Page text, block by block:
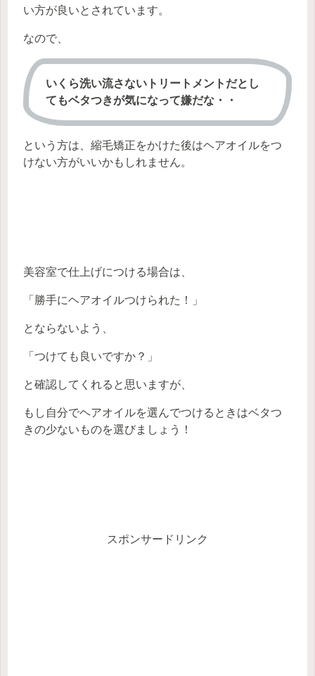
い方が良いとされています。
なので、
いくら洗い流さないトリートメントだとし
てもベタつきが気になって嫌だな・・
という方は、縮毛矯正をかけた後はヘアオイルをつ
けない方がいいかもしれません。
美容室で仕上げにつける場合は、
「勝手にヘアオイルつけられた！」
とならないよう、
「つけても良いですか？」
と確認してくれると思いますが、
もし自分でヘアオイルを選んでつけるときはベタつ
きの少ないものを選びましょう！
スポンサードリンク